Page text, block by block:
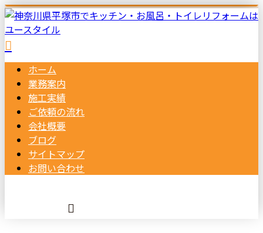
ホーム
業務案内
施工実績
ご依頼の流れ
会社概要
ブログ
サイトマップ
お問い合わせ